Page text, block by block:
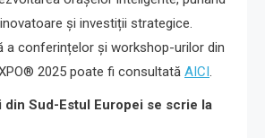
și investiții strategice.
a conferințelor și workshop-urilor din
2025 poate fi consultată AICI
Sud-Estul Europei se scrie la